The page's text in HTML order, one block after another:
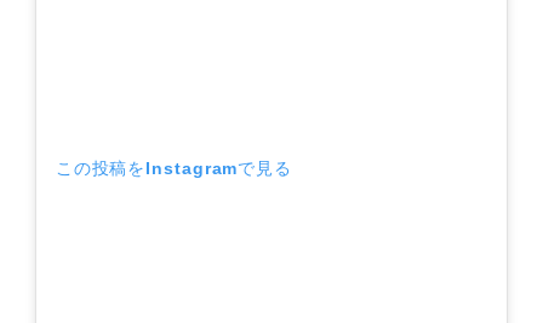
この投稿をInstagramで見る